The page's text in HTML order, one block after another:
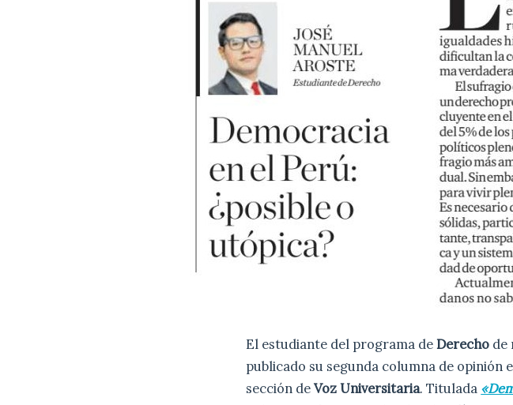
El estudiante del programa deDerecho de
publicado su segunda columna de
sección deVoz Universitaria. Titulada